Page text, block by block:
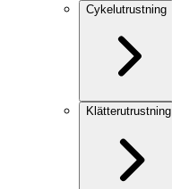
Cykelutrustning
Klätterutrustning